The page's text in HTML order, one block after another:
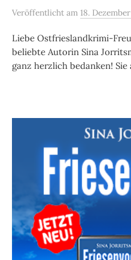
Veröffentlicht am 18.
Liebe Ostfrieslandkrimi-
beliebte Autorin Sina
ganz herzlich bedanken! Sie